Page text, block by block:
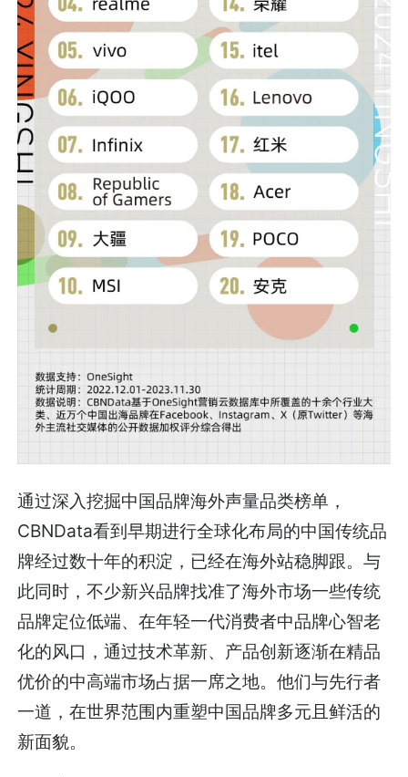
通过深入挖掘中国品牌海外声量品类榜单，
CBNData看到早期进行全球化布局的中国传统品
牌经过数十年的积淀，已经在海外站稳脚跟。与
此同时，不少新兴品牌找准了海外市场一些传统
品牌定位低端、在年轻一代消费者中品牌心智老
化的风口，通过技术革新、产品创新逐渐在精品
优价的中高端市场占据一席之地。他们与先行者
一道，在世界范围内重塑中国品牌多元且鲜活的
新面貌。